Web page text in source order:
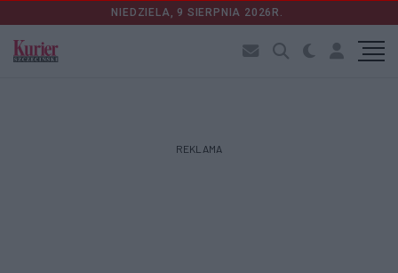
NIEDZIELA, 9 SIERPNIA 2026R.
REKLAMA